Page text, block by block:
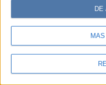
cambiar sus preferencias
Tenga en cuenta que algún
personales puede no
tiene el derecho de rechazar
sus preferencias o retirar su
DE